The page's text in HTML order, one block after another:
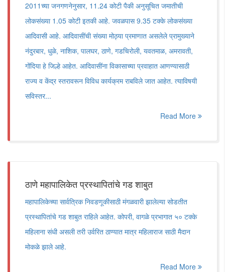
2011च्या जनगणनेनुसार, 11.24 कोटी पैकी अनुसूचित जमातीची
लोकसंख्या 1.05 कोटी इतकी आहे. जवळपास 9.35 टक्के लोकसंख्या
आदिवासी आहे. आदिवासींची संख्या मोठ्या प्रमाणात असलेले प्रामुख्याने
नंदुरबार, धुळे, नाशिक, पालघर, ठाणे, गडचिरोली, यवतमाळ, अमरावती,
गोंदिया हे जिल्हे आहेत. आदिवासींना विकासाच्या प्रवाहात आणण्यासाठी
राज्य व केंद्र स्तरावरून विविध कार्यक्रम राबविले जात आहेत. त्याविषयी
सविस्तर...
Read More
ठाणे महापालिकेत प्रस्थापितांचे गड शाबुत
महापालिकेच्या सार्वत्रिक निवडणूकीसाठी मंगळवारी झालेल्या सोडतीत
प्रस्थापितांचे गड शाबुत राहिले आहेत. कोपरी, वागळे प्रभागात ५० टक्के
महिलाना संधी असली तरी उर्वरित ठाण्यात मात्र महिलाराज साठी मैदान
मोकळे झाले आहे.
Read More